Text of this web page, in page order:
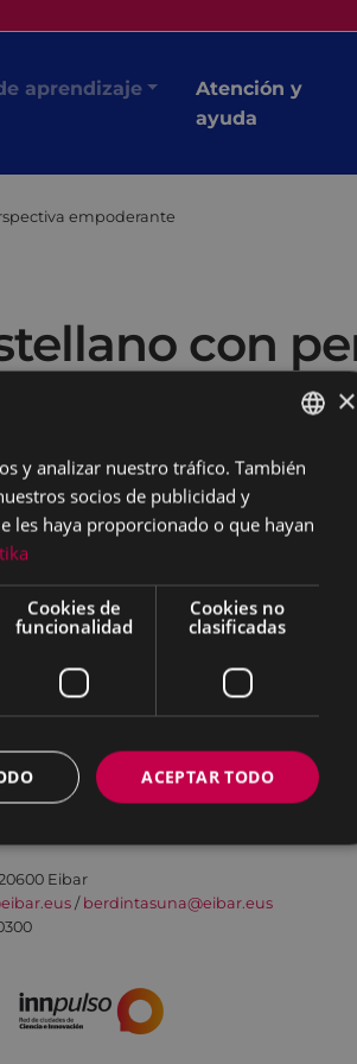
aprendizaje
Atención y
ayuda
empoderante
con
Descargar
Eibar
/ berdintasuna@eibar.eus
BASQUE
×
y analizar nuestro tráfico. También
socios de publicidad y
les haya proporcionado o que hayan
Cookies de
funcionalidad
Cookies no
clasificadas
ACEPTAR TODO